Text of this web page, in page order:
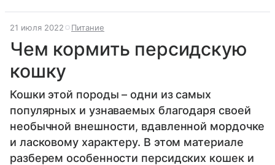
21 июля 2022 Питание
Чем кормить персидскую
кошку
Кошки этой породы – одни из самых
популярных и узнаваемых благодаря своей
необычной внешности, вдавленной мордочке
и ласковому характеру. В этом материале
разберем особенности персидских кошек и